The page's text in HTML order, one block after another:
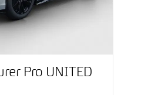
Pro UNITED